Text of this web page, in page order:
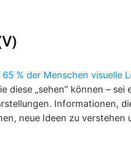
65 % der Menschen visuelle
diese „sehen” können – sei
Informationen,
neue Ideen zu verstehen